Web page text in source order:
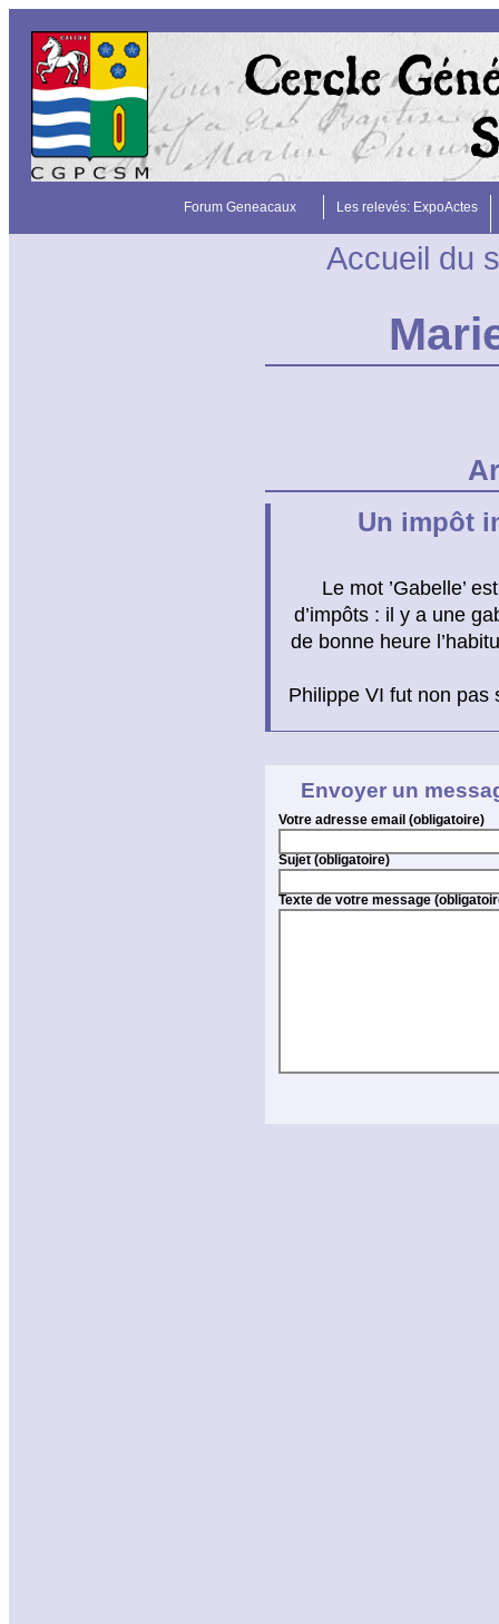
Forum Geneacaux Les relevés: ExpoActes
Accueil du
Un impôt
Le mot ’Gabelle’
d’impôts : il y a une
de bonne heure
Philippe VI fut non
Envoyer un
Votre adresse email (obligatoire)
Sujet (obligatoire)
Texte de votre message